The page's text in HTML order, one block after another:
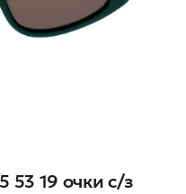
53 19 очки с/з